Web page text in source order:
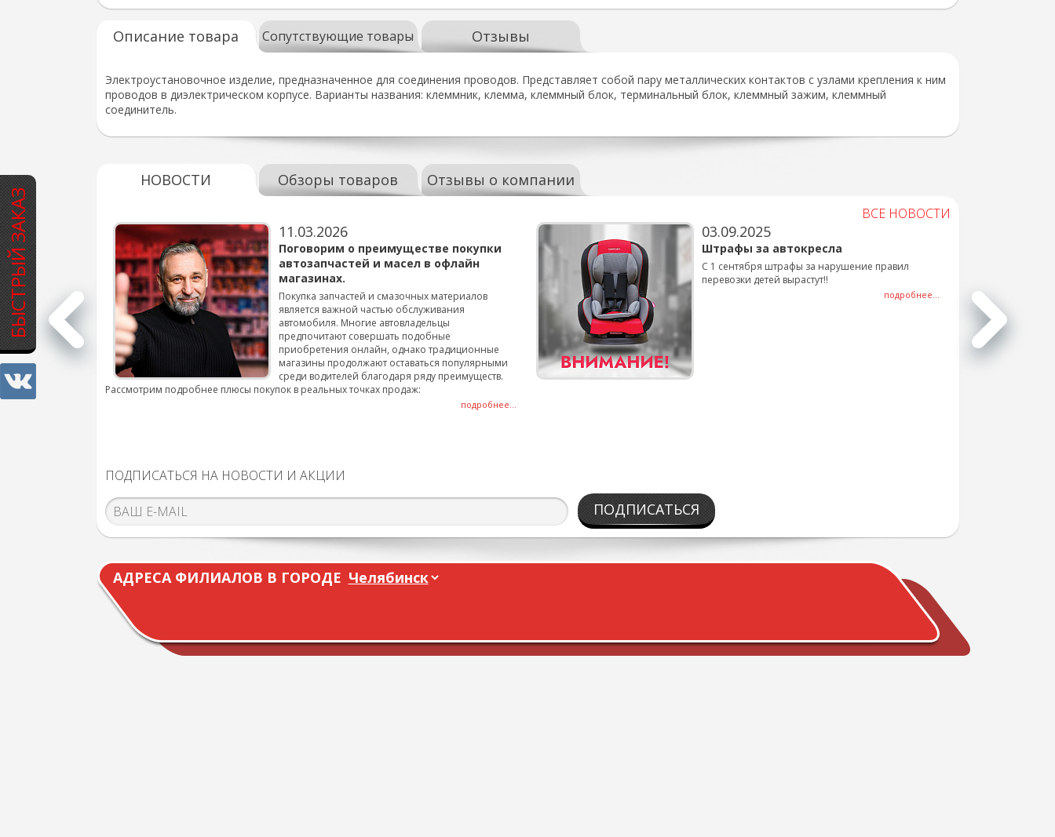
БЫСТРЫЙ ЗАКАЗ
Описание товара Сопутствующие товары Отзывы
Электроустановочное изделие, предназначенное для соединения проводов. Представляет собой пару металлических контактов с узлами крепления к ним
проводов в диэлектрическом корпусе. Варианты названия: клеммник, клемма, клеммный блок, терминальный блок, клеммный зажим, клеммный
соединитель.
НОВОСТИ Обзоры товаров Отзывы о компании
ВСЕ НОВОСТИ
для
смены шин на
подробнее...
11.03.2026
Поговорим о преимуществе покупки
автозапчастей и масел в офлайн
магазинах.
Покупка запчастей и смазочных материалов
является важной частью обслуживания
автомобиля. Многие автовладельцы
предпочитают совершать подобные
приобретения онлайн, однако традиционные
магазины продолжают оставаться популярными
среди водителей благодаря ряду преимуществ.
Рассмотрим подробнее плюсы покупок в реальных точках продаж:
подробнее...
03.09.2025
Штрафы за автокресла
С 1 сентября штрафы за нарушение правил
перевозки детей вырастут!!
подробнее...
ПОДПИСАТЬСЯ НА НОВОСТИ И АКЦИИ
ПОДПИСАТЬСЯ
АДРЕСА ФИЛИАЛОВ В ГОРОДЕ